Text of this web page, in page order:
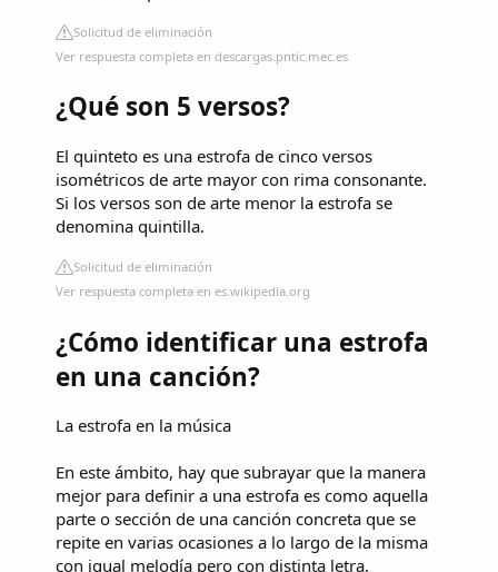
Solicitud de eliminación
Ver respuesta completa en descargas.pntic.mec.es
¿Qué son 5 versos?
El quinteto es una estrofa de cinco versos
isométricos de arte mayor con rima consonante.
Si los versos son de arte menor la estrofa se
denomina quintilla.
Solicitud de eliminación
Ver respuesta completa en es.wikipedia.org
¿Cómo identificar una estrofa
en una canción?
La estrofa en la música
En este ámbito, hay que subrayar que la manera
mejor para definir a una estrofa es como aquella
parte o sección de una canción concreta que se
repite en varias ocasiones a lo largo de la misma
con igual melodía pero con distinta letra.